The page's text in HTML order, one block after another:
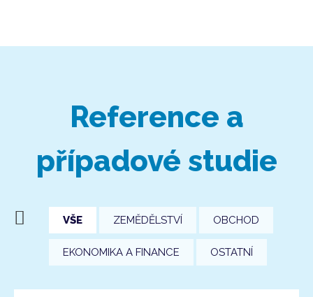
Reference a
případové studie
VŠE ZEMĚDĚLSTVÍ OBCHOD
EKONOMIKA A FINANCE OSTATNÍ